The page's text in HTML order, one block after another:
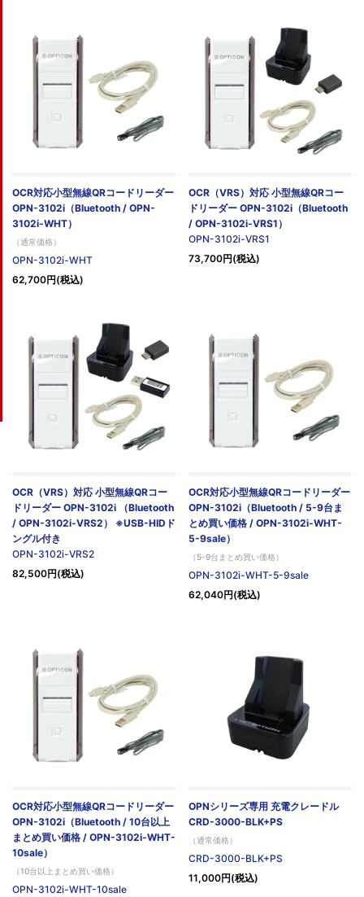
OCR対応小型無線QRコードリーダー
OPN-3102i（Bluetooth / OPN-
3102i-WHT）
（通常価格）
OPN-3102i-WHT
62,700円(税込)
OCR（VRS）対応 小型無線QRコー
ドリーダー OPN-3102i（Bluetooth
/ OPN-3102i-VRS1）
OPN-3102i-VRS1
73,700円(税込)
OCR（VRS）対応 小型無線QRコー
ドリーダー OPN-3102i （Bluetooth
/ OPN-3102i-VRS2） ※USB-HIDド
ングル付き
OPN-3102i-VRS2
82,500円(税込)
OCR対応小型無線QRコードリーダー
OPN-3102i（Bluetooth / 5-9台ま
とめ買い価格 / OPN-3102i-WHT-
5-9sale）
（5-9台まとめ買い価格）
OPN-3102i-WHT-5-9sale
62,040円(税込)
OCR対応小型無線QRコードリーダー
OPN-3102i（Bluetooth / 10台以上
まとめ買い価格 / OPN-3102i-WHT-
10sale）
（10台以上まとめ買い価格）
OPN-3102i-WHT-10sale
OPNシリーズ専用 充電クレードル
CRD-3000-BLK+PS
（通常価格）
CRD-3000-BLK+PS
11,000円(税込)